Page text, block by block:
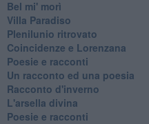
Bel mi' morì
Villa Paradiso
Plenilunio ritrovato
Coincidenze e Lorenzana
Poesie e racconti
Un racconto ed una poesia
Racconto d'inverno
​L'arsella divina
Poesie e racconti